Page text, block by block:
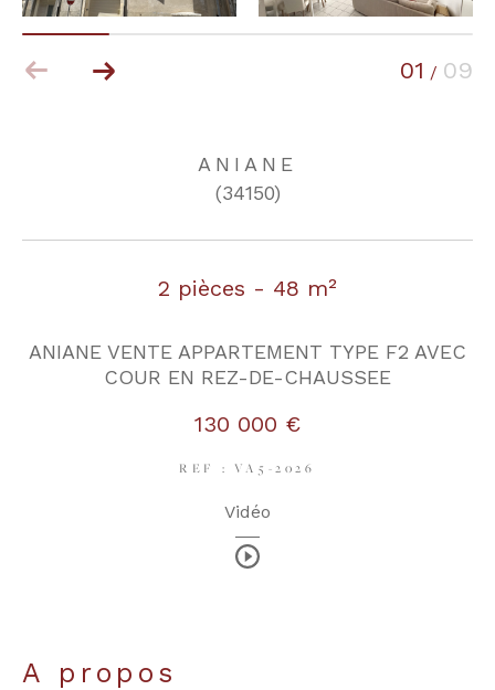
01 / 09
ANIANE
(34150)
2 pièces - 48 m²
ANIANE VENTE APPARTEMENT TYPE F2 AVEC
COUR EN REZ-DE-CHAUSSEE
130 000 €
REF : VA5-2026
Vidéo
a propos
COUPS DE COEUR EXCLUSIVITÉS